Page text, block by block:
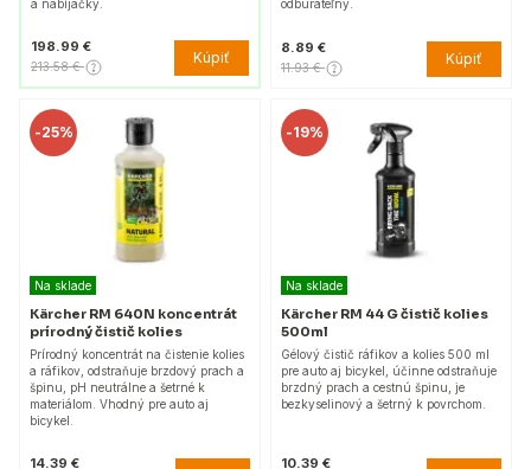
a nabíjačky.
198.99 €
213.58 € Kúpiť
odbúrateľný.
8.89 €
11.93 € Kúpiť
-25%
Na sklade
Kärcher RM 640N koncentrát
prírodný čistič kolies
Prírodný koncentrát na čistenie kolies
a ráfikov, odstraňuje brzdový prach a
špinu, pH neutrálne a šetrné k
materiálom. Vhodný pre auto aj
bicykel.
14.39 €
-19%
Na sklade
Kärcher RM 44 G čistič kolies
500ml
Gélový čistič ráfikov a kolies 500 ml
pre auto aj bicykel, účinne odstraňuje
brzdný prach a cestnú špinu, je
bezkyselinový a šetrný k povrchom.
10.39 €